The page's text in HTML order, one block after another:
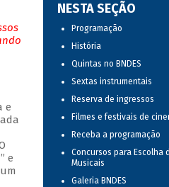
e
e
NESTA SEÇÃO
Programação
História
Quintas no BNDES
Sextas instrumentais
Reserva de ingressos
Filmes e festivais de
Receba a programação
Concursos para Escolha
Musicais
Galeria BNDES